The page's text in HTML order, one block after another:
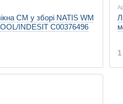
СМ у зборі NATIS WM
INDESIT C00376496